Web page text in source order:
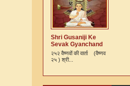
Shri Gusaniji Ke
Sevak Gyanchand
Ki Varta
२५२ वैष्णवों की वार्ता (वैष्णव
२५ ) श्री...